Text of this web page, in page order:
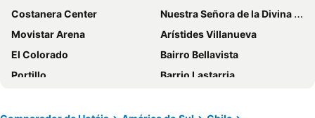
Costanera Center
Nuestra Señora de la Divina Providencia
Movistar Arena
Arístides Villanueva
El Colorado
Bairro Bellavista
Portillo
Barrio Lastarria
Metrô de Santiago
Avenida Libertad